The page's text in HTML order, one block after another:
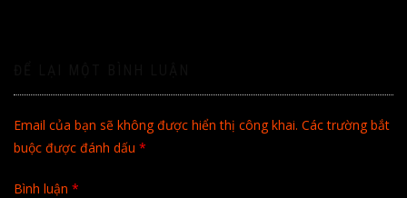
Email của bạn sẽ không được hiển thị công khai. Các trường bắt
buộc được đánh dấu *
Bình luận *